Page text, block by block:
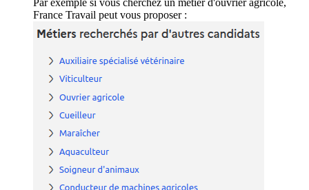
France Travail peut vous proposer :